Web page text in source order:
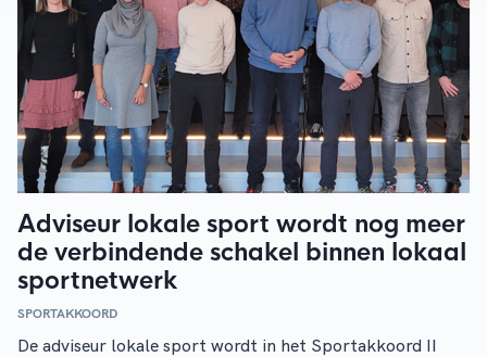
Adviseur lokale sport wordt nog meer
de verbindende schakel binnen lokaal
sportnetwerk
SPORTAKKOORD
De adviseur lokale sport wordt in het Sportakkoord II